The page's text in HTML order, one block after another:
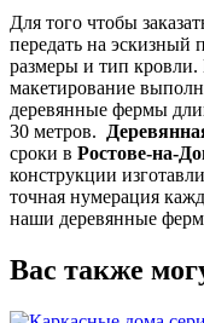
Для того чтобы
передать на эскизный
размеры и тип кровли.
макетирование
деревянные фермы
30 метров.
сроки в Ростове-на-
конструкции
точная нумерация
наши деревянные
Вас также